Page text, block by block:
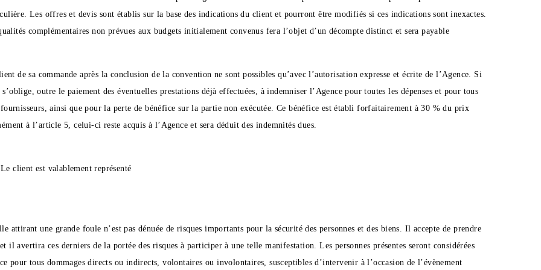
Les offres et devis sont établis sur la base des indications du client et pourront être modifiés si ces indications sont inexactes.
complémentaires non prévues aux budgets initialement convenus fera l’objet d’un décompte distinct et sera payable
de sa commande après la conclusion de la convention ne sont possibles qu’avec l’autorisation expresse et écrite de l’Agence. Si
outre le paiement des éventuelles prestations déjà effectuées, à indemniser l’Agence pour toutes les dépenses et pour tous
ainsi que pour la perte de bénéfice sur la partie non exécutée. Ce bénéfice est établi forfaitairement à 30 % du prix
à l’article 5, celui-ci reste acquis à l’Agence et sera déduit des indemnités dues.
client est valablement représenté
une grande foule n’est pas dénuée de risques importants pour la sécurité des personnes et des biens. Il accepte de prendre
il avertira ces derniers de la portée des risques à participer à une telle manifestation. Les personnes présentes seront considérées
pour tous dommages directs ou indirects, volontaires ou involontaires, susceptibles d’intervenir à l’occasion de l’évènement